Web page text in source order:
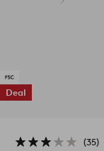
Deal
35